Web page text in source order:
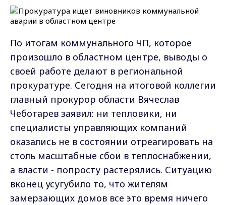
По итогам коммунального ЧП, которое
произошло в областном центре, выводы о
своей работе делают в региональной
прокуратуре. Сегодня на итоговой коллегии
главный прокурор области Вячеслав
Чеботарев заявил: ни тепловики, ни
специалисты управляющих компаний
оказались не в состоянии отреагировать на
столь масштабные сбои в теплоснабжении,
а власти - попросту растерялись. Ситуацию
вконец усугубило то, что жителям
замерзающих домов все это время ничего